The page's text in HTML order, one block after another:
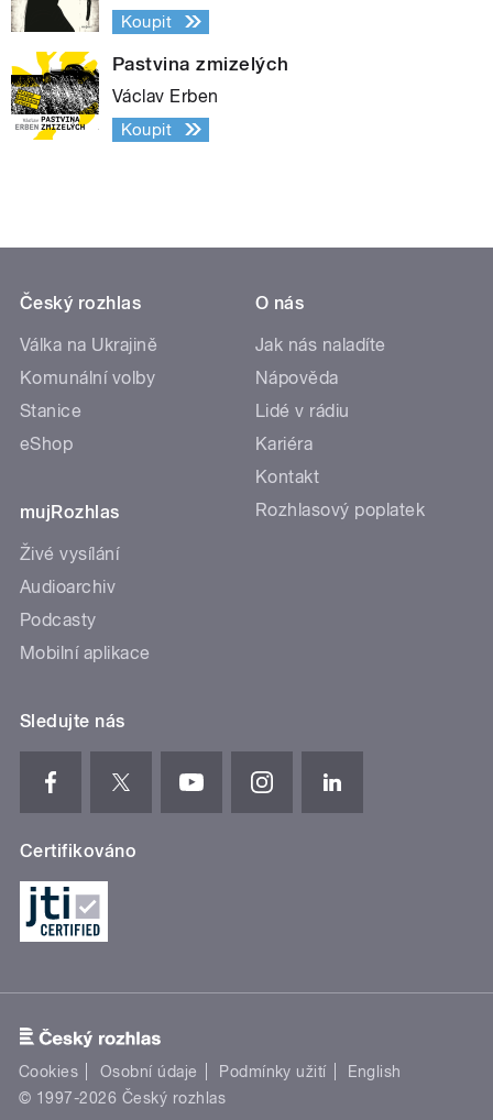
Koupit
Pastvina zmizelých
Václav Erben
Koupit
Český rozhlas
Válka na Ukrajině
Komunální volby
Stanice
eShop
mujRozhlas
Živé vysílání
Audioarchiv
Podcasty
Mobilní aplikace
O nás
Jak nás naladíte
Nápověda
Lidé v rádiu
Kariéra
Kontakt
Rozhlasový poplatek
Sledujte nás
Certifikováno
Cookies Osobní údaje Podmínky užití
English
© 1997-2026 Český rozhlas